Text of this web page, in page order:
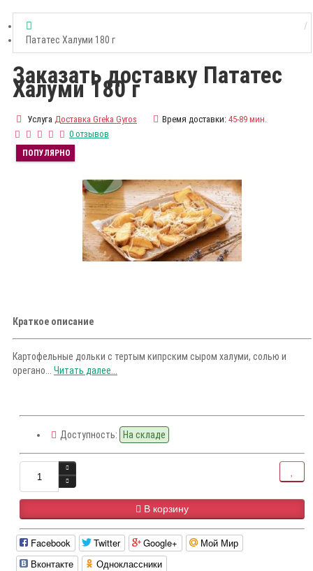
Пататес Халуми 180 г
Заказать доставку Пататес
Халуми 180 г
Услуга Доставка Greka Gyros Время доставки: 45-89 мин.
0 отзывов
ПОПУЛЯРНО
Краткое описание
Картофельные дольки с тертым кипрским сыром халуми, солью и
орегано... Читать далее...
Доступность: На складе
В корзину
Facebook Twitter Google+
Мой Мир
Вконтакте
Одноклассники